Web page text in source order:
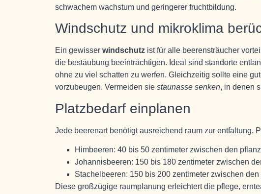
schwachem wachstum und geringerer fruchtbildung.
Windschutz und mikroklima
Ein gewisser windschutz ist für alle beerensträucher
die bestäubung beeinträchtigen. Ideal sind standorte
ohne zu viel schatten zu werfen. Gleichzeitig sollte eine
vorzubeugen. Vermeiden sie staunasse senken, in denen
Platzbedarf einplanen
Jede beerenart benötigt ausreichend raum zur entfaltung.
Himbeeren: 40 bis 50 zentimeter zwischen den
Johannisbeeren: 150 bis 180 zentimeter zwischen
Stachelbeeren: 150 bis 200 zentimeter zwischen den
Diese großzügige raumplanung erleichtert die pflege,